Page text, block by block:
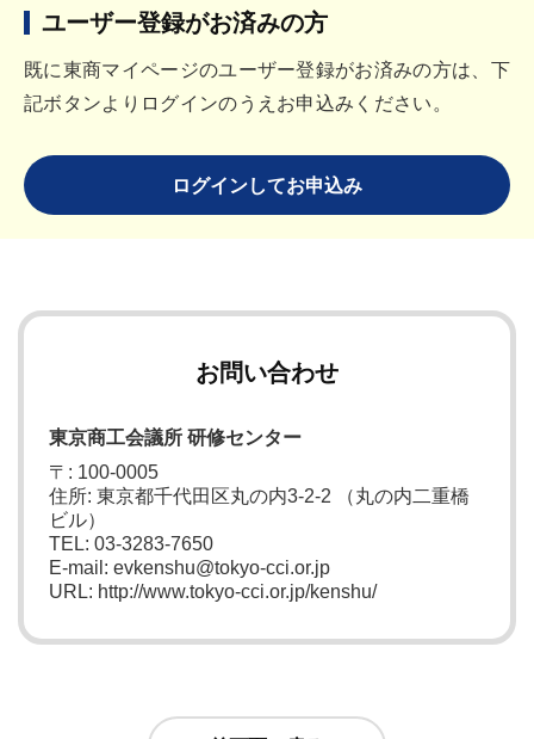
ユーザー登録がお済みの方
既に東商マイページのユーザー登録がお済みの方は、下
記ボタンよりログインのうえお申込みください。
ログインしてお申込み
お問い合わせ
東京商工会議所 研修センター
〒: 100-0005
住所: 東京都千代田区丸の内3-2-2 （丸の内二重橋
ビル）
TEL: 03-3283-7650
E-mail: evkenshu@tokyo-cci.or.jp
URL: http://www.tokyo-cci.or.jp/kenshu/